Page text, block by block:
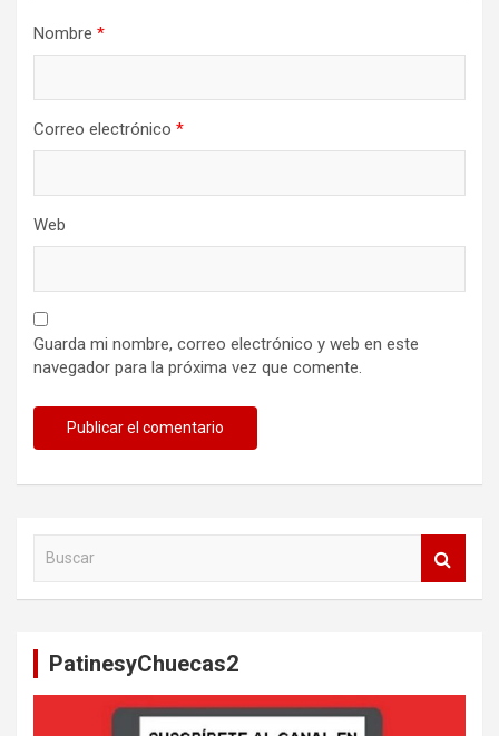
Nombre *
Correo electrónico *
Web
Guarda mi nombre, correo electrónico y web en este
navegador para la próxima vez que comente.
PatinesyChuecas2